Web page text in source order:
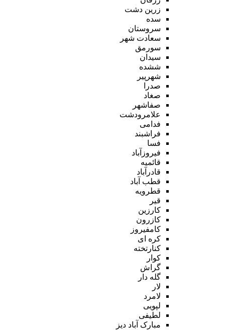
زرین دشت
سده
سروستان
سعادت شهر
سورمق
سیدان
ششده
شهرپیر
صدرا
صغاد
صفاشهر
علامرودشت
فدامی
فراشبند
فسا
فیروزآباد
قائمیه
قادرآباد
قطب آباد
قطرویه
قیر
کارزین
کازرون
کامفیروز
کره ای
کنارتخته
کوار
گراش
گله دار
لار
لامرد
لپویی
لطیفی
مبارک آباد دیز